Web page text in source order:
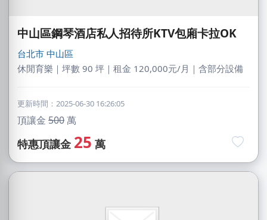
中山區鋼琴酒店私人招待所KTV包廂卡拉OK
台北市 中山區
休閒育樂｜坪數 90 坪｜租金 120,000元/月｜含部分設備
更新時間：2025-06-30 16:26:05
頂讓金 500萬
特惠頂讓金 25 萬